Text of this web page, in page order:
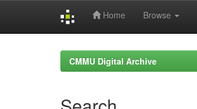
Home Browse
CMMU Digital Archive